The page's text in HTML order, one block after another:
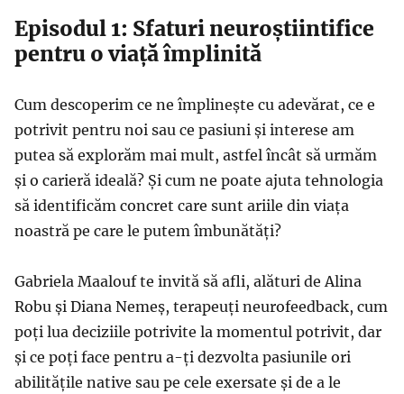
Episodul 1: Sfaturi neuroștiintifice
pentru o viață împlinită
Cum descoperim ce ne împlinește cu adevărat, ce e
potrivit pentru noi sau ce pasiuni și interese am
putea să explorăm mai mult, astfel încât să urmăm
și o carieră ideală? Și cum ne poate ajuta tehnologia
să identificăm concret care sunt ariile din viața
noastră pe care le putem îmbunătăți?
Gabriela Maalouf te invită să afli, alături de Alina
Robu și Diana Nemeș, terapeuți neurofeedback, cum
poți lua deciziile potrivite la momentul potrivit, dar
și ce poți face pentru a-ți dezvolta pasiunile ori
abilitățile native sau pe cele exersate și de a le